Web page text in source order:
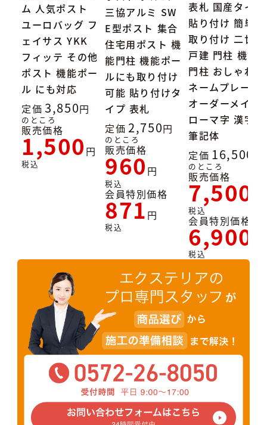
ム 人気ポスト
ユーロバッグ フ
ェイサス YKK
フィッテ その他
ポスト 機能ポー
ル にも対応
定価 3,850
のところ
販売価格
1,500
税込
三協アルミ SW
E型ポスト 集合
住宅用ポスト 機
能門柱 機能ポー
ルにも取り付け
可能 貼り付けタ
イプ 表札
定価 2,750
のところ
販売価格
960
税込
会員特別価格
871
税込
表札 国産タイル
貼り付け 簡単
取り付け 二世帯
戸建 門柱 機能
門柱 おしゃれ
ネームプレート
オーダーメイド
ローマ字 漢字
筆記体
定価 16,500
のところ
販売価格
7,500
税込
会員特別価格
6,900
税込